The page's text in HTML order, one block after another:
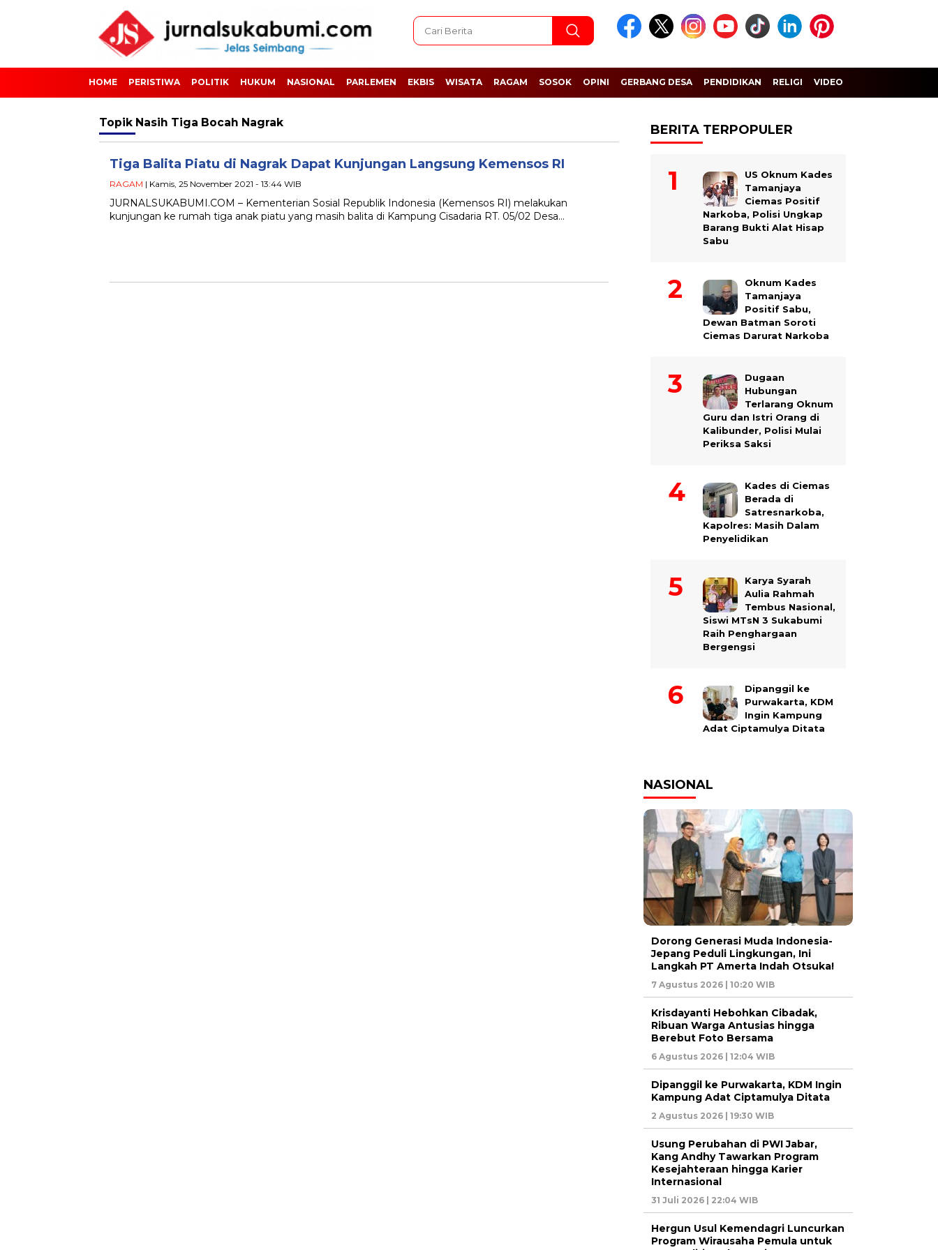
HOME PERISTIWA POLITIK HUKUM NASIONAL PARLEMEN EKBIS WISATA RAGAM SOSOK OPINI GERBANG DESA PENDIDIKAN RELIGI VIDEO
Topik Nasih Tiga Bocah Nagrak
Tiga Balita Piatu di Nagrak Dapat Kunjungan Langsung Kemensos RI
RAGAM | Kamis, 25 November 2021 - 13:44 WIB
JURNALSUKABUMI.COM – Kementerian Sosial Republik Indonesia (Kemensos RI) melakukan
kunjungan ke rumah tiga anak piatu yang masih balita di Kampung Cisadaria RT. 05/02 Desa…
BERITA TERPOPULER
US Oknum Kades
Tamanjaya
Ciemas Positif
Narkoba, Polisi Ungkap
Barang Bukti Alat Hisap
Sabu
Oknum Kades
Tamanjaya
Positif Sabu,
Dewan Batman Soroti
Ciemas Darurat Narkoba
Dugaan
Hubungan
Terlarang Oknum
Guru dan Istri Orang di
Kalibunder, Polisi Mulai
Periksa Saksi
Kades di Ciemas
Berada di
Satresnarkoba,
Kapolres: Masih Dalam
Penyelidikan
Karya Syarah
Aulia Rahmah
Tembus Nasional,
Siswi MTsN 3 Sukabumi
Raih Penghargaan
Bergengsi
Dipanggil ke
Purwakarta, KDM
Ingin Kampung
Adat Ciptamulya Ditata
NASIONAL
Dorong Generasi Muda Indonesia-
Jepang Peduli Lingkungan, Ini
Langkah PT Amerta Indah Otsuka!
7 Agustus 2026 | 10:20 WIB
Krisdayanti Hebohkan Cibadak,
Ribuan Warga Antusias hingga
Berebut Foto Bersama
6 Agustus 2026 | 12:04 WIB
Dipanggil ke Purwakarta, KDM Ingin
Kampung Adat Ciptamulya Ditata
2 Agustus 2026 | 19:30 WIB
Usung Perubahan di PWI Jabar,
Kang Andhy Tawarkan Program
Kesejahteraan hingga Karier
Internasional
31 Juli 2026 | 22:04 WIB
Hergun Usul Kemendagri Luncurkan
Program Wirausaha Pemula untuk